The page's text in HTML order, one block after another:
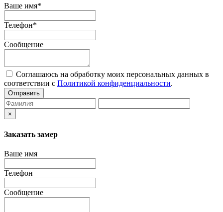
Ваше имя*
Телефон*
Сообщение
Соглашаюсь на обработку моих персональных данных в
соответствии с Политикой конфиденциальности.
Отправить
×
Заказать замер
Ваше имя
Телефон
Сообщение